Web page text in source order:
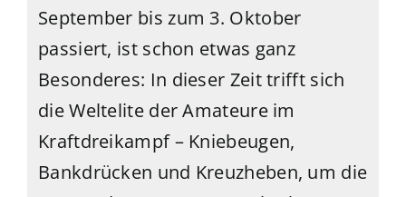
September bis zum 3. Oktober
passiert, ist schon etwas ganz
Besonderes: In dieser Zeit trifft sich
die Weltelite der Amateure im
Kraftdreikampf – Kniebeugen,
Bankdrücken und Kreuzheben, um die